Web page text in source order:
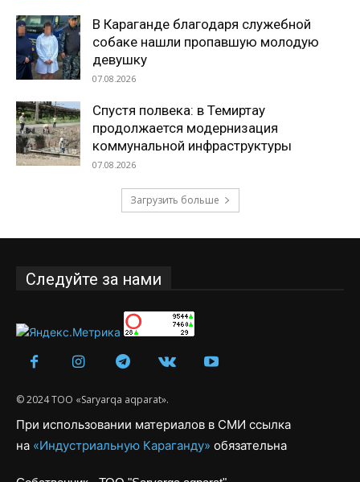
В Караганде благодаря служебной
собаке нашли пропавшую молодую
девушку
07.08.2026
Спустя полвека: в Темиртау
продолжается модернизация
коммунальной инфраструктуры
07.08.2026
Загрузить больше
Следуйте за нами
© 2024 ТОО «Saryarqa aqparat».
При использовании материалов в СМИ ссылка
на «Индустриальную Караганду» обязательна